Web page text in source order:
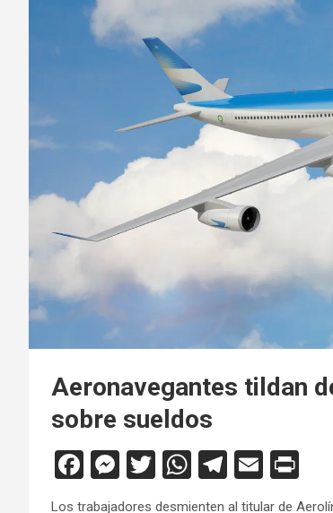
Aeronavegantes tildan
sobre sueldos
F
a
M
es
T
wi
W T
el
E
m in
Los trabajadores desmienten al titular de